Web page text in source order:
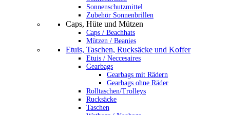
Sonnenschutzmittel
Zubehör Sonnenbrillen
Caps, Hüte und Mützen
Caps / Beachhats
Mützen / Beanies
Etuis, Taschen, Rucksäcke und Koffer
Etuis / Neccesaires
Gearbags
Gearbags mit Rädern
Gearbags ohne Räder
Rolltaschen/Trolleys
Rucksäcke
Taschen